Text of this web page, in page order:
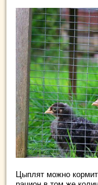
Цыплят можно